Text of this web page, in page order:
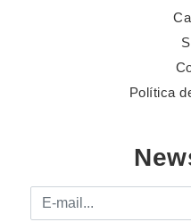
Política
E-mail